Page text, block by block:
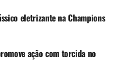
eletrizante na Champions
ação com torcida no